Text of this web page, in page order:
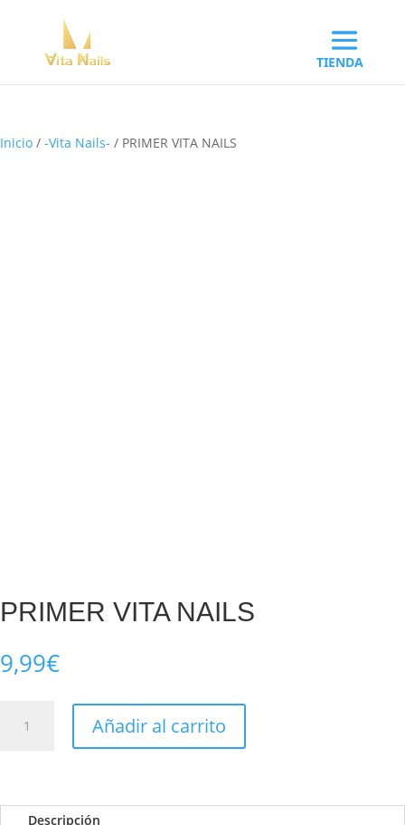
Inicio / -Vita Nails- / PRIMER VITA NAILS
PRIMER VITA NAILS
9,99€
Añadir al carrito
Descripción